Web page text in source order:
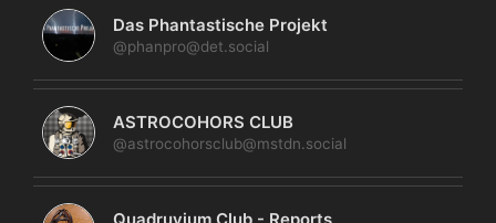
Das Phantastische Projekt
@phanpro@det.social
ASTROCOHORS CLUB
@astrocohorsclub@mstdn.social